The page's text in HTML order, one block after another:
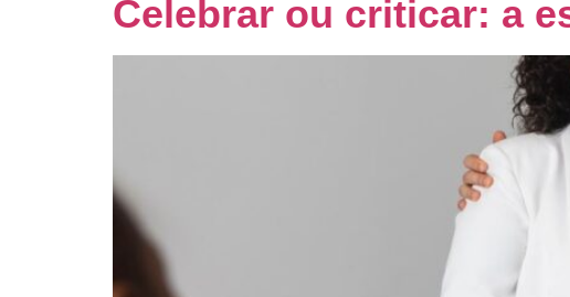
Celebrar ou criticar: a